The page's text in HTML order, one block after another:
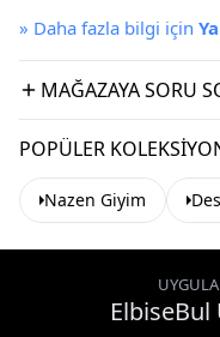
» Daha fazla bilgi için
MAĞAZAYA SORU
POPÜLER
Nazen Giyim
ElbiseBul